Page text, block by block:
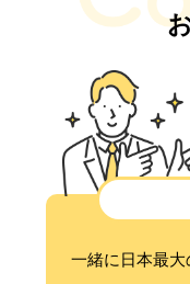
一緒に日本最大